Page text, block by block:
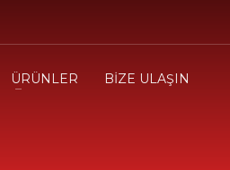
ÜRÜNLER BİZE ULAŞIN